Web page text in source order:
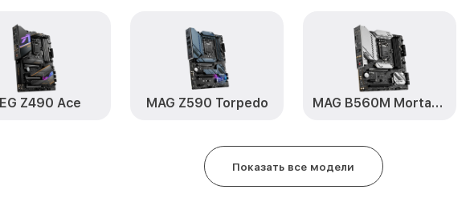
Z490 Ace MAG Z590 Torpedo MAG B560M Mortar WiFi
Показать все модели